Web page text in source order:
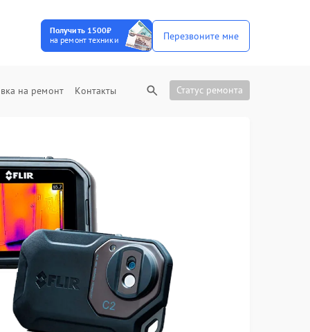
Получить 1500₽
на ремонт техники
Перезвоните мне
на ремонт Контакты Статус ремонта